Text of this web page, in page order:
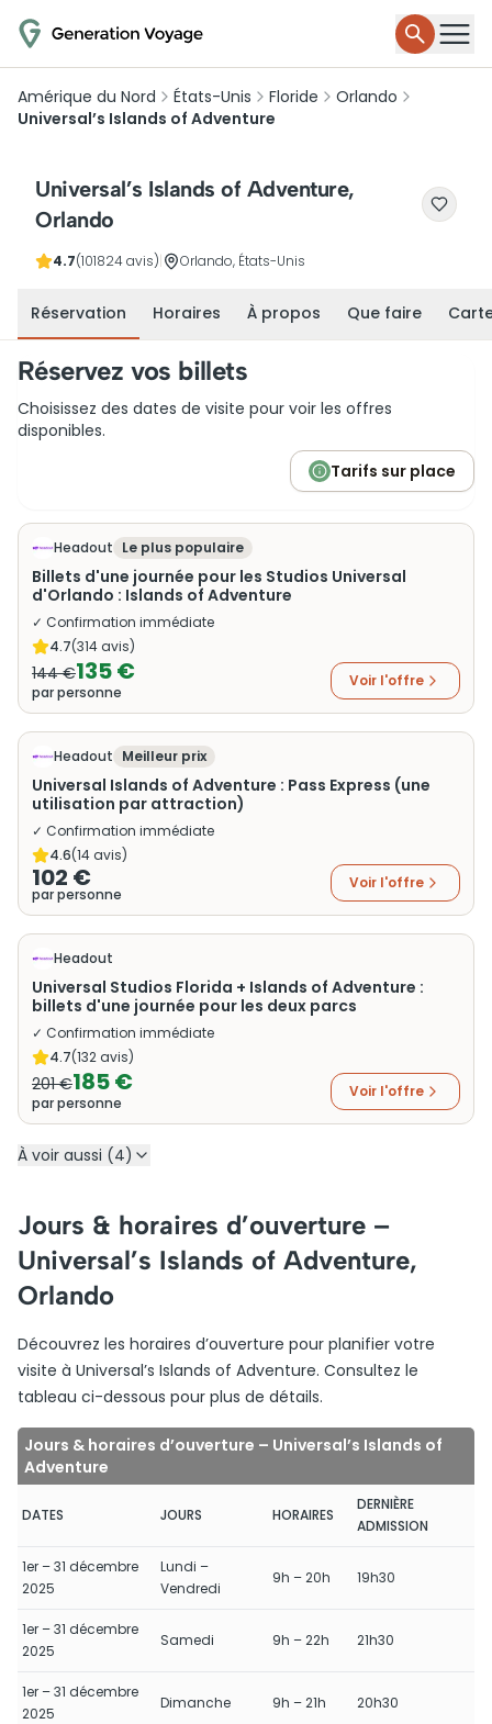
Amérique du Nord États-Unis Floride
Orlando
Universal’s Islands of Adventure
Universal’s Islands of Adventure,
Orlando
4.7(101824 avis) Orlando, États-Unis
Réservation Horaires À propos Que faire
Réservez vos billets
Choisissez des dates de visite pour voir les offres
disponibles.
Tarifs sur place
Headout Le plus populaire
Billets d'une journée pour les Studios Universal
d'Orlando : Islands of Adventure
✓ Confirmation immédiate
4.7(314avis)
144 €135 €
par personne
Voir l'offre
Headout Meilleur prix
Universal Islands of Adventure : Pass Express (une
utilisation par attraction)
✓ Confirmation immédiate
4.6(14avis)
102 €
par personne
Voir l'offre
Headout
Universal Studios Florida + Islands of Adventure :
billets d'une journée pour les deux parcs
✓ Confirmation immédiate
4.7(132avis)
201 €185 €
par personne
Voir l'offre
À voir aussi (4)
Jours & horaires d’ouverture –
Universal’s Islands of Adventure,
Orlando
Découvrez les horaires d’ouverture pour planifier votre
visite à Universal’s Islands of Adventure. Consultez le
tableau ci-dessous pour plus de détails.
Jours & horaires d’ouverture – Universal’s Islands of
Adventure
DATES JOURS HORAIRES
DERNIÈRE
ADMISSION
1er – 31 décembre
2025
Lundi –
Vendredi
9h – 20h 19h30
1er – 31 décembre
2025
Samedi 9h – 22h 21h30
1er – 31 décembre
2025
Dimanche 9h – 21h 20h30